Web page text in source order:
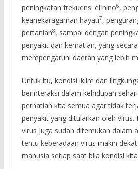
peningkatan frekuensi el nino6,
keanekaragaman hayati7,
pertanian8, sampai dengan
penyakit dan kematian, yang
mempengaruhi daerah yang lebih
Untuk itu, kondisi iklim dan
berinteraksi dalam kehidupan
perhatian kita semua agar tidak
penyakit yang ditularkan oleh virus.
virus juga sudah ditemukan dalam
tentu keberadaan virus makin dekat
manusia setiap saat bila kondisi